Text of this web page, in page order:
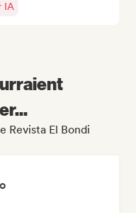
IA
Revista El Bondi